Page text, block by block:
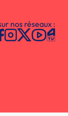
nos réseaux :